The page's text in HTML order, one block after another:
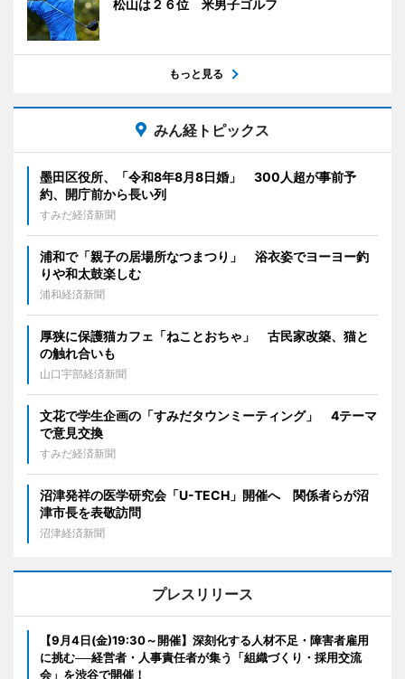
松山は２６位 米男子ゴルフ
もっと見る
みん経トピックス
墨田区役所、「令和8年8月8日婚」 300人超が事前予
約、開庁前から長い列
すみだ経済新聞
浦和で「親子の居場所なつまつり」 浴衣姿でヨーヨー釣
りや和太鼓楽しむ
浦和経済新聞
厚狭に保護猫カフェ「ねことおちゃ」 古民家改築、猫と
の触れ合いも
山口宇部経済新聞
文花で学生企画の「すみだタウンミーティング」 4テーマ
で意見交換
すみだ経済新聞
沼津発祥の医学研究会「U-TECH」開催へ 関係者らが沼
津市長を表敬訪問
沼津経済新聞
プレスリリース
【9月4日(金)19:30～開催】深刻化する人材不足・障害者雇用
に挑む──経営者・人事責任者が集う「組織づくり・採用交流
会」を渋谷で開催！